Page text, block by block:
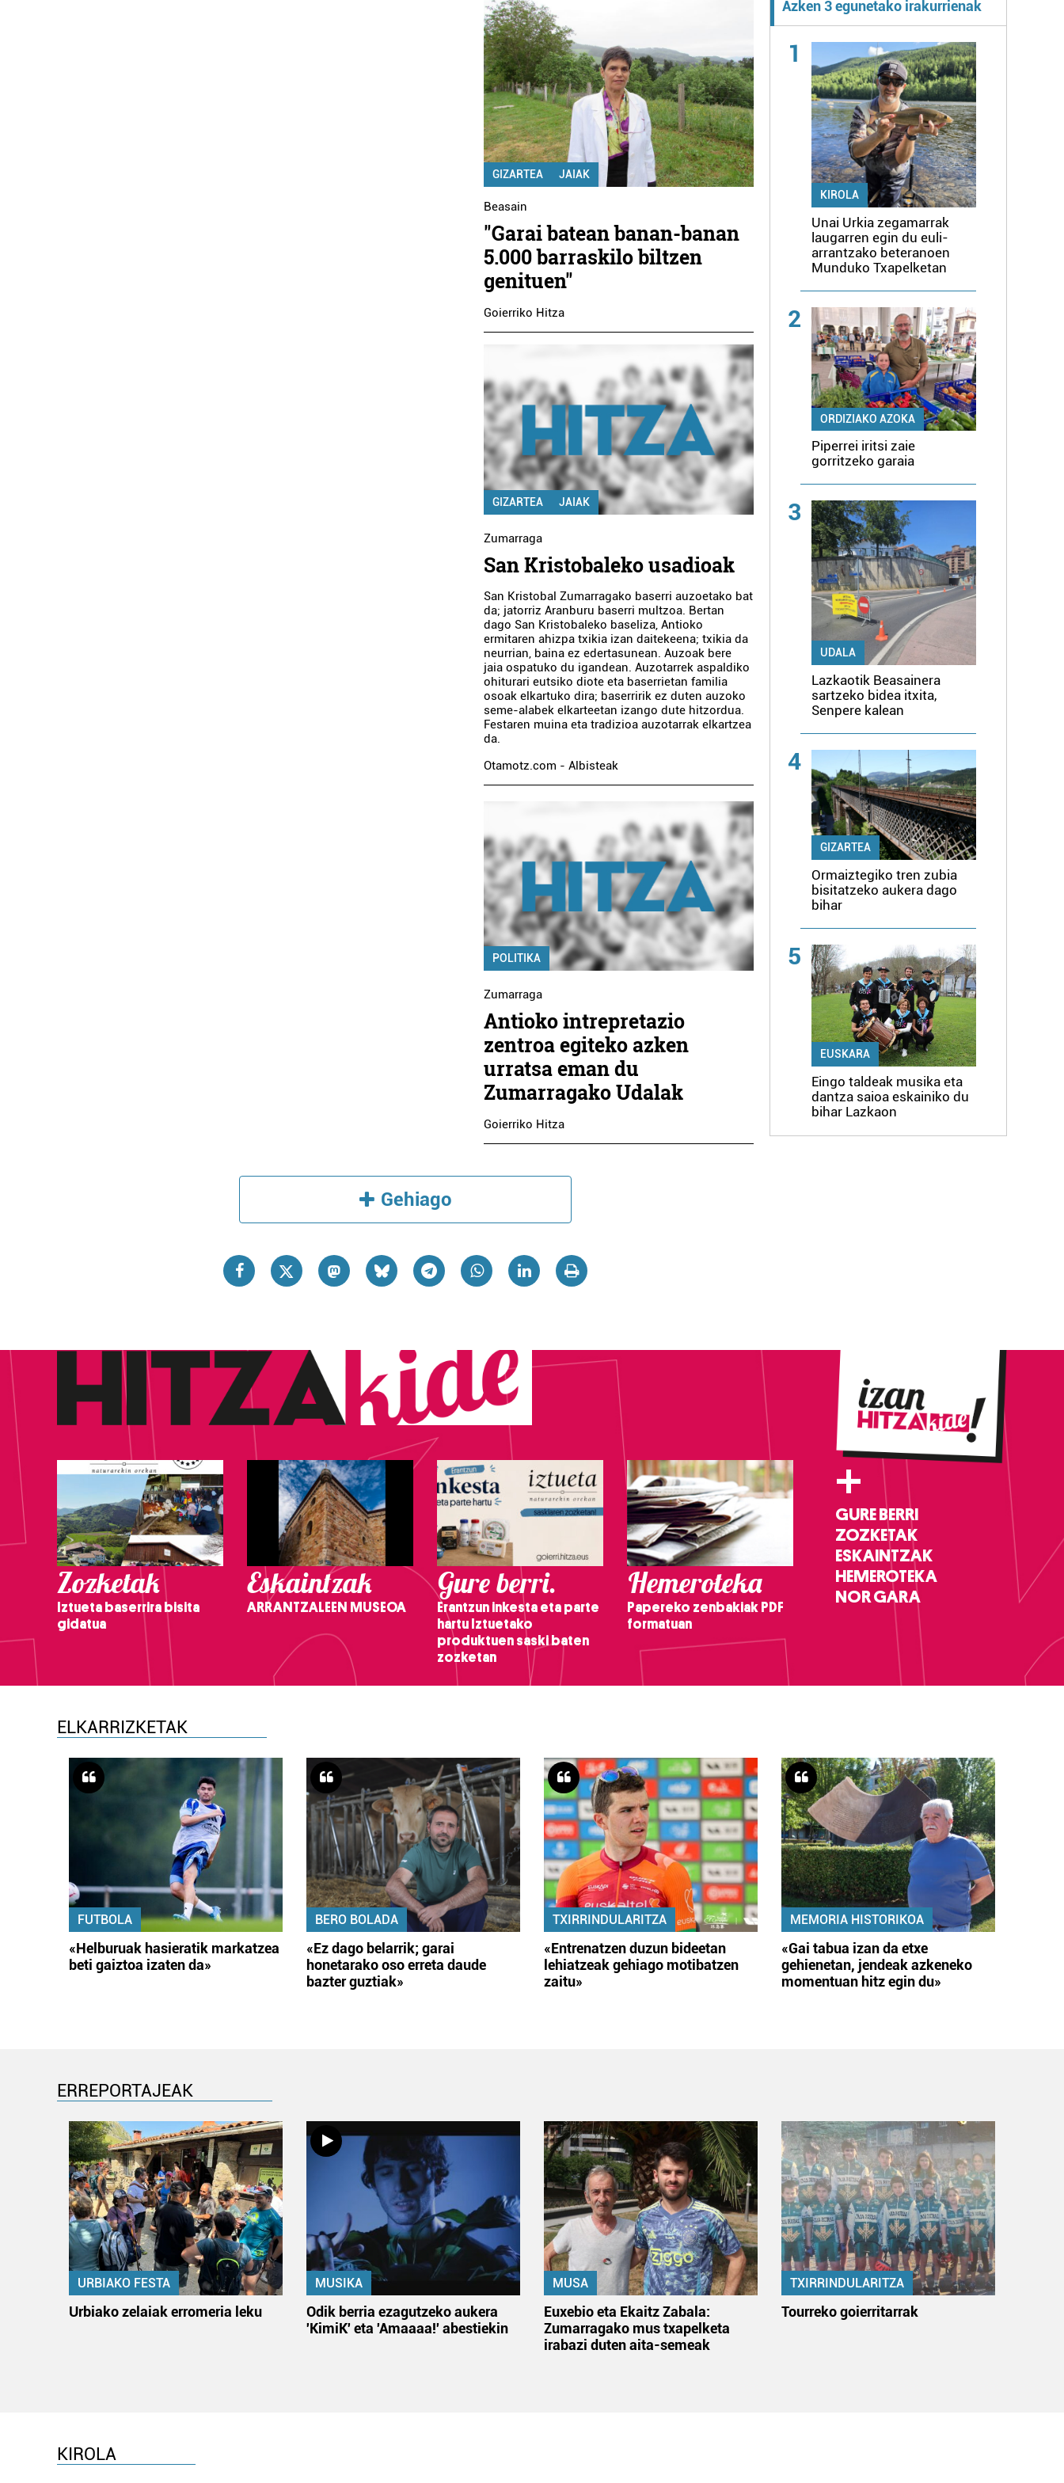
GIZARTEA JAIAK
Beasain
"Garai batean banan-banan
5.000 barraskilo biltzen
genituen"
Goierriko Hitza
GIZARTEA JAIAK
Zumarraga
San Kristobaleko usadioak
San Kristobal Zumarragako baserri auzoetako bat
da; jatorriz Aranburu baserri multzoa. Bertan
dago San Kristobaleko baseliza, Antioko
ermitaren ahizpa txikia izan daitekeena; txikia da
neurrian, baina ez edertasunean. Auzoak bere
jaia ospatuko du igandean. Auzotarrek aspaldiko
ohiturari eutsiko diote eta baserrietan familia
osoak elkartuko dira; baserririk ez duten auzoko
seme-alabek elkarteetan izango dute hitzordua.
Festaren muina eta tradizioa auzotarrak elkartzea
da.
Otamotz.com - Albisteak
POLITIKA
Zumarraga
Antioko intrepretazio
zentroa egiteko azken
urratsa eman du
Zumarragako Udalak
Goierriko Hitza
Gehiago
Azken 3 egunetako irakurrienak
1
KIROLA
Unai Urkia zegamarrak
laugarren egin du euli-
arrantzako beteranoen
Munduko Txapelketan
2
ORDIZIAKO AZOKA
Piperrei iritsi zaie
gorritzeko garaia
3
UDALA
Lazkaotik Beasainera
sartzeko bidea itxita,
Senpere kalean
4
GIZARTEA
Ormaiztegiko tren zubia
bisitatzeko aukera dago
bihar
5
EUSKARA
Eingo taldeak musika eta
dantza saioa eskainiko du
bihar Lazkaon
Zozketak
Iztueta baserrira bisita
gidatua
Eskaintzak
ARRANTZALEEN MUSEOA
Gure berri.
Erantzun inkesta eta parte
hartu Iztuetako
produktuen saski baten
zozketan
Hemeroteka
Papereko zenbakiak PDF
formatuan
+
GURE BERRI
ZOZKETAK
ESKAINTZAK
HEMEROTEKA
NOR GARA
ELKARRIZKETAK
FUTBOLA
«Helburuak hasieratik markatzea
beti gaiztoa izaten da»
BERO BOLADA
«Ez dago belarrik; garai
honetarako oso erreta daude
bazter guztiak»
TXIRRINDULARITZA
«Entrenatzen duzun bideetan
lehiatzeak gehiago motibatzen
zaitu»
MEMORIA HISTORIKOA
«Gai tabua izan da etxe
gehienetan, jendeak azkeneko
momentuan hitz egin du»
ERREPORTAJEAK
URBIAKO FESTA
Urbiako zelaiak erromeria leku
MUSIKA
Odik berria ezagutzeko aukera
'KimiK' eta 'Amaaaa!' abestiekin
MUSA
Euxebio eta Ekaitz Zabala:
Zumarragako mus txapelketa
irabazi duten aita-semeak
TXIRRINDULARITZA
Tourreko goierritarrak
KIROLA